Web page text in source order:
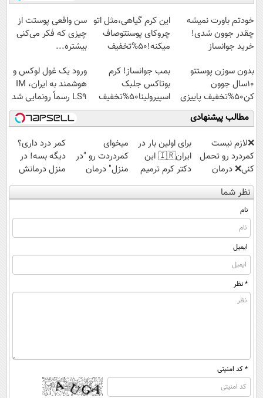
ایران شد
◗پرسش‌نامه◖
حشرات خانگی و
آفات
آموزش رایگان
خودتم باورت نمیشه
چقدر جوون شدی!
خرید جوانساز
ویژه
این کرم گیاهی،مثل اتو
چروکای پوستتوصاف
میکنه!50%تخفیف
سن واقعی پوستت از
چیزی که فکر می‌کنی
بیشتره...
بدون سوزن پوستتو
10سال جوون
کن50%تخفیف پاییزی
بمب جوانساز! کرم
بوتاکس جلبک
اسپیرولینا50%تخفیف
ورود یک غول لوکس و
هوشمند به ایران، IM
LS9 رسماً رونمایی شد
مطالب پیشنهادی
❌لازم نیست
کمردرد رو تحمل
کنی❌ درمان
بدون جراحی و
قرص
(پرسشنامه)
برای اولین بار در
ایران🇮🇷 این
دکتر کرم ترمیم
کننده 23 روزه
ساخت!
میخوای
کمردردت رو "در
منزل" درمان
کنی؟ (◂فیلم +
◂پرسش‌نامه)
کمر درد داری؟
دیگه بسه! در
منزل درمانش
کن
(◀پرسش‌نامه)
نظر شما
نام
ایمیل
* نظر
* کد امنیتی